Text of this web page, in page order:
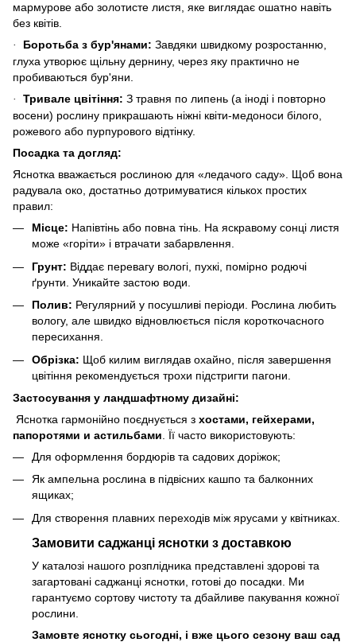
мармурове або золотисте листя, яке виглядає ошатно навіть
без квітів.
· Боротьба з бур'янами: Завдяки швидкому розростанню,
глуха утворює щільну дернину, через яку практично не
пробиваються бур'яни.
· Тривале цвітіння: З травня по липень (а іноді і повторно
восени) рослину прикрашають ніжні квіти-медоноси білого,
рожевого або пурпурового відтінку.
Посадка та догляд:
Яснотка вважається рослиною для «ледачого саду». Щоб вона
радувала око, достатньо дотримуватися кількох простих
правил:
Місце: Напівтінь або повна тінь. На яскравому сонці листя
може «горіти» і втрачати забарвлення.
Грунт: Віддає перевагу вологі, пухкі, помірно родючі
ґрунти. Уникайте застою води.
Полив: Регулярний у посушливі періоди. Рослина любить
вологу, але швидко відновлюється після короткочасного
пересихання.
Обрізка: Щоб килим виглядав охайно, після завершення
цвітіння рекомендується трохи підстригти пагони.
Застосування у ландшафтному дизайні:
Яснотка гармонійно поєднується з хостами, гейхерами,
папоротями и астильбами . Її часто використовують:
Для оформлення бордюрів та садових доріжок;
Як ампельна рослина в підвісних кашпо та балконних
ящиках;
Для створення плавних переходів між ярусами у квітниках.
Замовити саджанці яснотки з доставкою
У каталозі нашого розплідника представлені здорові та
загартовані саджанці яснотки, готові до посадки. Ми
гарантуємо сортову чистоту та дбайливе пакування кожної
рослини.
Замовте яснотку сьогодні, і вже цього сезону ваш сад